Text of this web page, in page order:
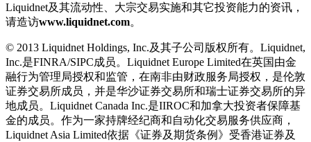
Liquidnet及其流动性、大宗交易实施和其它投资能力的资讯，
请造访www.liquidnet.com。
© 2013 Liquidnet Holdings, Inc.及其子公司版权所有。Liquidnet,
Inc.是FINRA/SIPC成员。Liquidnet Europe Limited在英国由金
融行为管理局授权和监管，在南非由财政服务局授权，是伦敦
证券交易所成员，并是华沙证券交易所和瑞士证券交易所的异
地成员。Liquidnet Canada Inc.是IIROC和加拿大投资者保障基
金的成员。作为一家持牌经纪商和自动化交易服务供应商，
Liquidnet Asia Limited依据《证券及期货条例》受香港证券及